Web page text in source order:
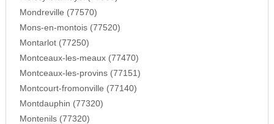
Mondreville (77570)
Mons-en-montois (77520)
Montarlot (77250)
Montceaux-les-meaux (77470)
Montceaux-les-provins (77151)
Montcourt-fromonville (77140)
Montdauphin (77320)
Montenils (77320)